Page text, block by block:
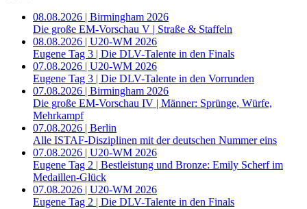
08.08.2026 | Birmingham 2026
Die große EM-Vorschau V | Straße & Staffeln
08.08.2026 | U20-WM 2026
Eugene Tag 3 | Die DLV-Talente in den Finals
07.08.2026 | U20-WM 2026
Eugene Tag 3 | Die DLV-Talente in den Vorrunden
07.08.2026 | Birmingham 2026
Die große EM-Vorschau IV | Männer: Sprünge, Würfe,
Mehrkampf
07.08.2026 | Berlin
Alle ISTAF-Disziplinen mit der deutschen Nummer eins
07.08.2026 | U20-WM 2026
Eugene Tag 2 | Bestleistung und Bronze: Emily Scherf im
Medaillen-Glück
07.08.2026 | U20-WM 2026
Eugene Tag 2 | Die DLV-Talente in den Finals